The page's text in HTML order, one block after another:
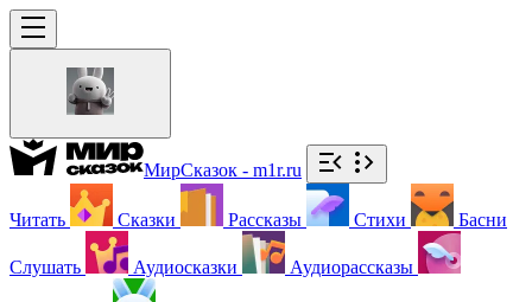
МирСказок - m1r.ru
Читать Сказки Рассказы Стихи Басни
Слушать Аудиосказки Аудиорассказы